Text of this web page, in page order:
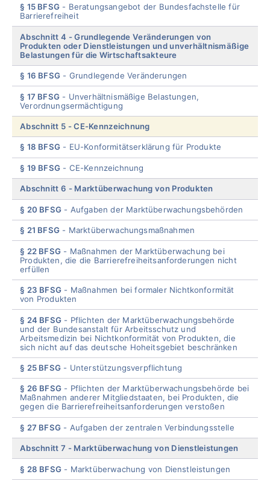
§ 15 BFSG
Beratungsangebot der Bundesfachstelle für
Barrierefreiheit
Abschnitt 4
Grundlegende Veränderungen von
Produkten oder Dienstleistungen und unverhältnismäßige
Belastungen für die Wirtschaftsakteure
§ 16 BFSG Grundlegende Veränderungen
§ 17 BFSG
Unverhältnismäßige Belastungen,
Verordnungsermächtigung
Abschnitt 5 CE-Kennzeichnung
§ 18 BFSG EU-Konformitätserklärung für Produkte
§ 19 BFSG CE-Kennzeichnung
Abschnitt 6 Marktüberwachung von Produkten
§ 20 BFSG Aufgaben der Marktüberwachungsbehörden
§ 21 BFSG Marktüberwachungsmaßnahmen
§ 22 BFSG
Maßnahmen der Marktüberwachung bei
Produkten, die die Barrierefreiheitsanforderungen nicht
erfüllen
§ 23 BFSG
Maßnahmen bei formaler Nichtkonformität
von Produkten
§ 24 BFSG
Pflichten der Marktüberwachungsbehörde
und der Bundesanstalt für Arbeitsschutz und
Arbeitsmedizin bei Nichtkonformität von Produkten, die
sich nicht auf das deutsche Hoheitsgebiet beschränken
§ 25 BFSG Unterstützungsverpflichtung
§ 26 BFSG
Pflichten der Marktüberwachungsbehörde bei
Maßnahmen anderer Mitgliedstaaten, bei Produkten, die
gegen die Barrierefreiheitsanforderungen verstoßen
§ 27 BFSG Aufgaben der zentralen Verbindungsstelle
Abschnitt 7 Marktüberwachung von Dienstleistungen
§ 28 BFSG Marktüberwachung von Dienstleistungen